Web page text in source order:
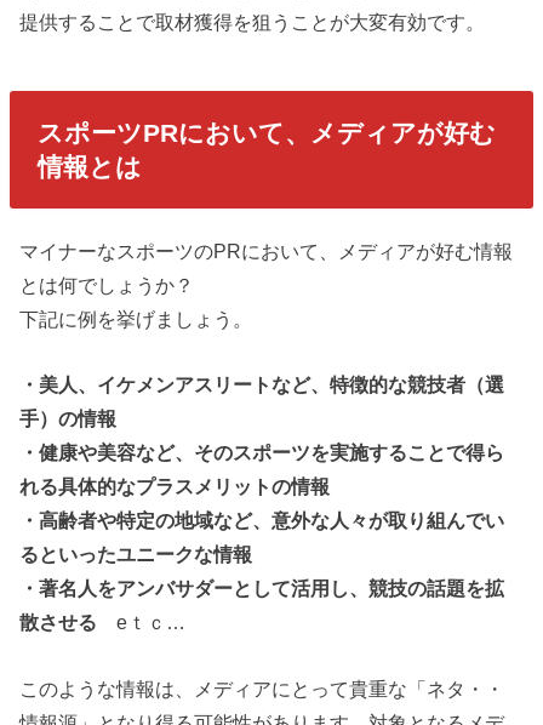
提供することで取材獲得を狙うことが大変有効です。
スポーツPRにおいて、メディアが好む
情報とは
マイナーなスポーツのPRにおいて、メディアが好む情報
とは何でしょうか？
下記に例を挙げましょう。
・美人、イケメンアスリートなど、特徴的な競技者（選
手）の情報
・健康や美容など、そのスポーツを実施することで得ら
れる具体的なプラスメリットの情報
・高齢者や特定の地域など、意外な人々が取り組んでい
るといったユニークな情報
・著名人をアンバサダーとして活用し、競技の話題を拡
散させる eｔｃ…
このような情報は、メディアにとって貴重な「ネタ・・